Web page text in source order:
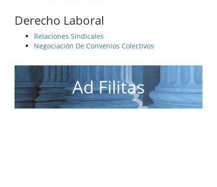
Derecho Laboral
Relaciones Sindicales
Negociación De Convenios Colectivos
Ad Filitas